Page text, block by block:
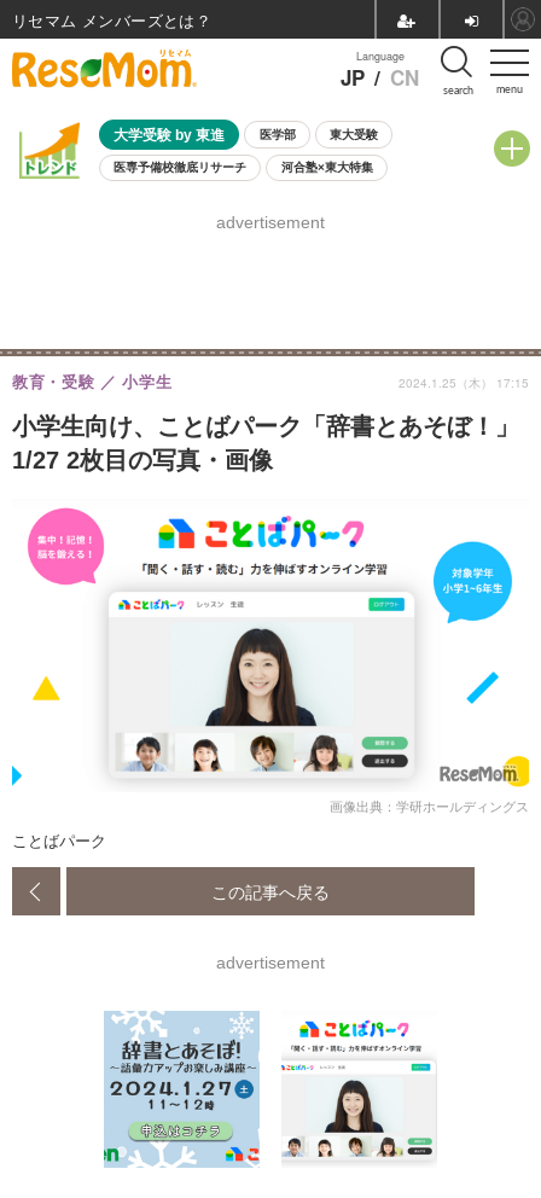
menu
Language
JP / CN search
大学受験 by 東進 医学部 東大受験
医専予備校徹底リサーチ 河合塾×東大特集
8月開催学校説明会・相談会
advertisement
小学生向け、ことばパーク「辞書とあそぼ！」
1/27 2枚目の写真・画像
教育・受験 小学生 2024.1.25（木） 17:15
画像出典：学研ホールディングス
ことばパーク
この記事へ戻る
advertisement
リセマム メンバーズ